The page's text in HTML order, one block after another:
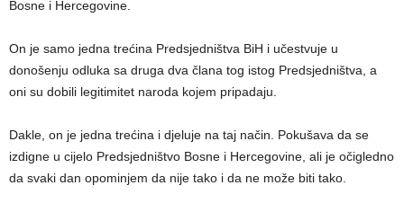
Bosne i Hercegovine.
On je samo jedna trećina Predsjedništva BiH i učestvuje u
donošenju odluka sa druga dva člana tog istog Predsjedništva, a
oni su dobili legitimitet naroda kojem pripadaju.
Dakle, on je jedna trećina i djeluje na taj način. Pokušava da se
izdigne u cijelo Predsjedništvo Bosne i Hercegovine, ali je očigledno
da svaki dan opominjem da nije tako i da ne može biti tako.